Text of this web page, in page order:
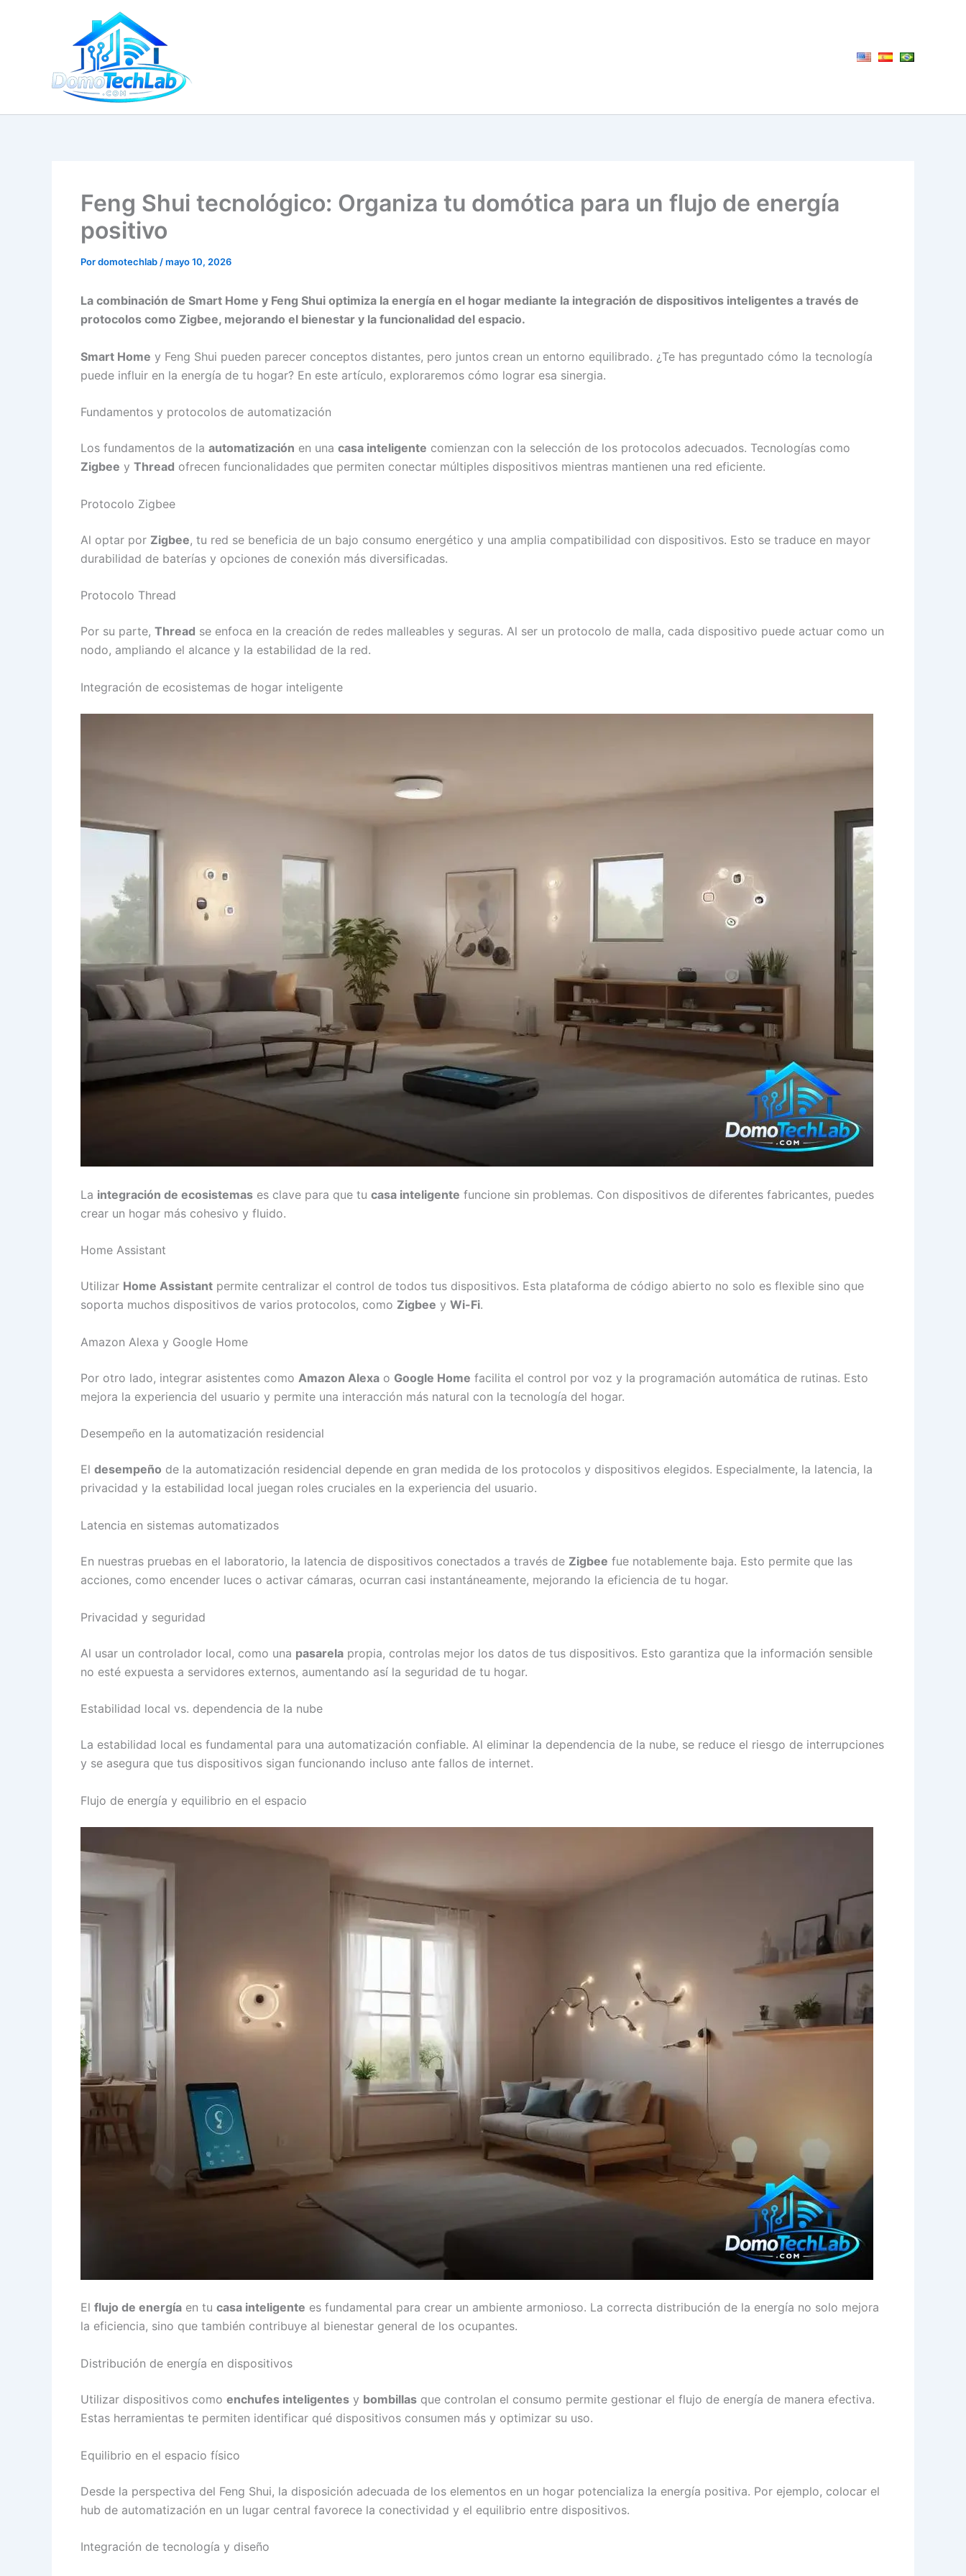
Feng Shui tecnológico: Organiza tu domótica para un flujo de energía
positivo
Pordomotechlab /mayo 10, 2026
La combinación de Smart Home y Feng Shui optimiza la energía en el hogar mediante la integración de dispositivos inteligentes a través de
protocolos como Zigbee, mejorando el bienestar y la funcionalidad del espacio.
Smart Home y Feng Shui pueden parecer conceptos distantes, pero juntos crean un entorno equilibrado. ¿Te has preguntado cómo la tecnología
puede influir en la energía de tu hogar? En este artículo, exploraremos cómo lograr esa sinergia.
Fundamentos y protocolos de automatización
Los fundamentos de la automatización en una casa inteligente comienzan con la selección de los protocolos adecuados. Tecnologías como
Zigbee y Thread ofrecen funcionalidades que permiten conectar múltiples dispositivos mientras mantienen una red eficiente.
Protocolo Zigbee
Al optar por Zigbee, tu red se beneficia de un bajo consumo energético y una amplia compatibilidad con dispositivos. Esto se traduce en mayor
durabilidad de baterías y opciones de conexión más diversificadas.
Protocolo Thread
Por su parte, Thread se enfoca en la creación de redes malleables y seguras. Al ser un protocolo de malla, cada dispositivo puede actuar como un
nodo, ampliando el alcance y la estabilidad de la red.
Integración de ecosistemas de hogar inteligente
La integración de ecosistemas es clave para que tu casa inteligente funcione sin problemas. Con dispositivos de diferentes fabricantes, puedes
crear un hogar más cohesivo y fluido.
Home Assistant
Utilizar Home Assistant permite centralizar el control de todos tus dispositivos. Esta plataforma de código abierto no solo es flexible sino que
soporta muchos dispositivos de varios protocolos, como Zigbee y Wi-Fi.
Amazon Alexa y Google Home
Por otro lado, integrar asistentes como Amazon Alexa o Google Home facilita el control por voz y la programación automática de rutinas. Esto
mejora la experiencia del usuario y permite una interacción más natural con la tecnología del hogar.
Desempeño en la automatización residencial
El desempeño de la automatización residencial depende en gran medida de los protocolos y dispositivos elegidos. Especialmente, la latencia, la
privacidad y la estabilidad local juegan roles cruciales en la experiencia del usuario.
Latencia en sistemas automatizados
En nuestras pruebas en el laboratorio, la latencia de dispositivos conectados a través de Zigbee fue notablemente baja. Esto permite que las
acciones, como encender luces o activar cámaras, ocurran casi instantáneamente, mejorando la eficiencia de tu hogar.
Privacidad y seguridad
Al usar un controlador local, como una pasarela propia, controlas mejor los datos de tus dispositivos. Esto garantiza que la información sensible
no esté expuesta a servidores externos, aumentando así la seguridad de tu hogar.
Estabilidad local vs. dependencia de la nube
La estabilidad local es fundamental para una automatización confiable. Al eliminar la dependencia de la nube, se reduce el riesgo de interrupciones
y se asegura que tus dispositivos sigan funcionando incluso ante fallos de internet.
Flujo de energía y equilibrio en el espacio
El flujo de energía en tu casa inteligente es fundamental para crear un ambiente armonioso. La correcta distribución de la energía no solo mejora
la eficiencia, sino que también contribuye al bienestar general de los ocupantes.
Distribución de energía en dispositivos
Utilizar dispositivos como enchufes inteligentes y bombillas que controlan el consumo permite gestionar el flujo de energía de manera efectiva.
Estas herramientas te permiten identificar qué dispositivos consumen más y optimizar su uso.
Equilibrio en el espacio físico
Desde la perspectiva del Feng Shui, la disposición adecuada de los elementos en un hogar potencializa la energía positiva. Por ejemplo, colocar el
hub de automatización en un lugar central favorece la conectividad y el equilibrio entre dispositivos.
Integración de tecnología y diseño